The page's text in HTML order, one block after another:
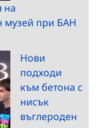
на
музей при БАН
Нови
подходи
към бетона с
нисък
въглероден